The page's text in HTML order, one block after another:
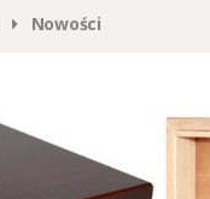
Nowości